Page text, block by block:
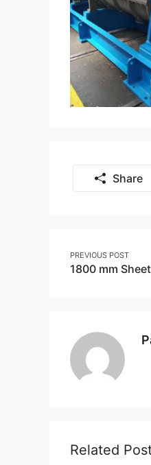
Share
Post
navigation
PREVIOUS POST
1800 mm
Related